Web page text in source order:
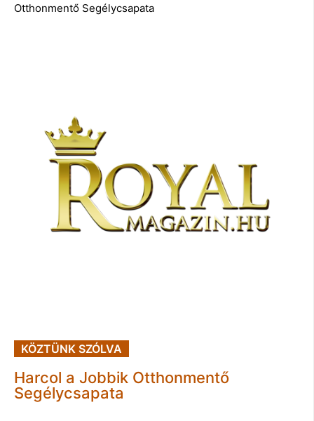
Otthonmentő Segélycsapata
KÖZTÜNK SZÓLVA
Harcol a Jobbik Otthonmentő
Segélycsapata